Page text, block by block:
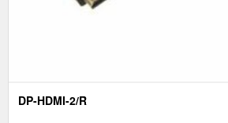
DP-HDMI-2/R